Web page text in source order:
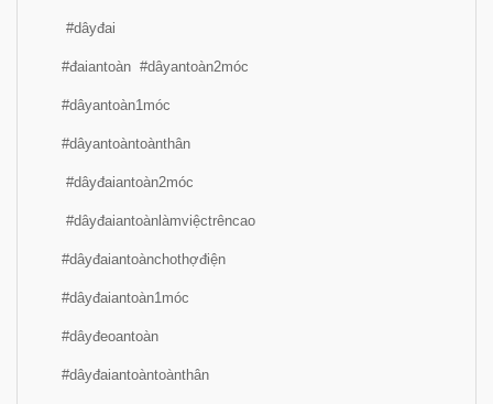
#dâyđai
#đaiantoàn #dâyantoàn2móc
#dâyantoàn1móc
#dâyantoàntoànthân
#dâyđaiantoàn2móc
#dâyđaiantoànlàmviệctrêncao
#dâyđaiantoànchothợđiện
#dâyđaiantoàn1móc
#dâyđeoantoàn
#dâyđaiantoàntoànthân